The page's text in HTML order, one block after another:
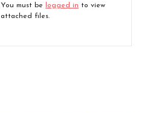
You must be logged in to view
attached files.